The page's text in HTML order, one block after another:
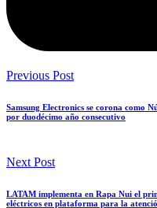
Previous Post
Samsung Electronics se corona como
por duodécimo año consecutivo
Next Post
LATAM implementa en Rapa Nui el
eléctricos en plataforma para la